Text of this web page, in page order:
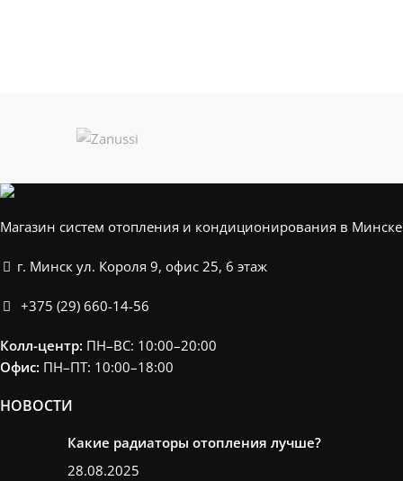
Магазин систем отопления и кондиционирования в Минске
г. Минск ул. Короля 9, офис 25, 6 этаж
+375 (29) 660-14-56
Колл-центр: ПН–ВС: 10:00–20:00​
Офис: ПН–ПТ: 10:00–18:00
НОВОСТИ
Какие радиаторы отопления лучше?
28.08.2025